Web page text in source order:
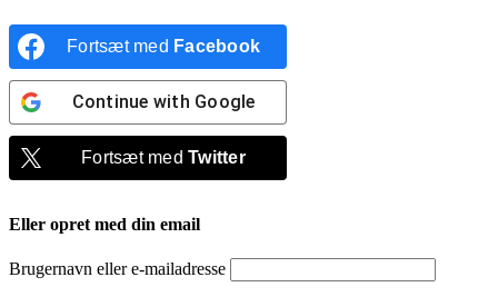
Fortsæt med Facebook
Continue with Google
Fortsæt medTwitter
Eller opret med din email
Brugernavn eller e-mailadresse